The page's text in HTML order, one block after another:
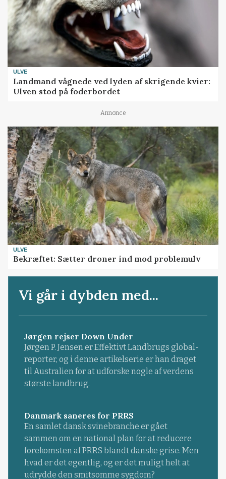
ULVE
Landmand vågnede ved lyden af skrigende kvier:
Ulven stod på foderbordet
Annonce
ULVE
Bekræftet: Sætter droner ind mod problemulv
Vi går i dybden med...
Jørgen rejser Down Under
Jørgen P. Jensen er Effektivt Landbrugs global-
reporter, og i denne artikelserie er han draget
til Australien for at udforske nogle af verdens
største landbrug.
Danmark saneres for PRRS
En samlet dansk svinebranche er gået
sammen om en national plan for at reducere
forekomsten af PRRS blandt danske grise. Men
hvad er det egentlig, og er det muligt helt at
udrydde den smitsomme sygdom?